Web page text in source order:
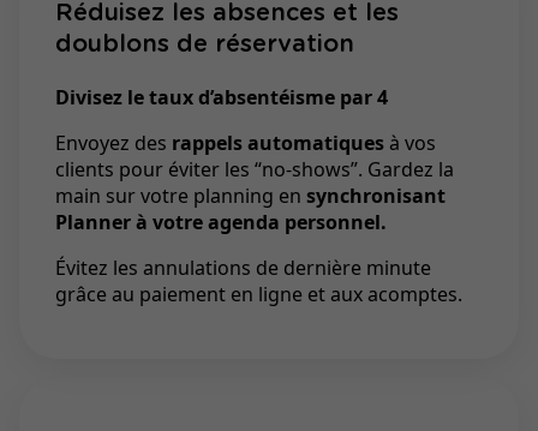
Réduisez les absences et les
doublons de réservation
Divisez le taux d’absentéisme par 4
Envoyez des rappels automatiques à vos
clients pour éviter les “no-shows”. Gardez la
main sur votre planning en synchronisant
Planner à votre agenda personnel.
Évitez les annulations de dernière minute
grâce au paiement en ligne et aux acomptes.